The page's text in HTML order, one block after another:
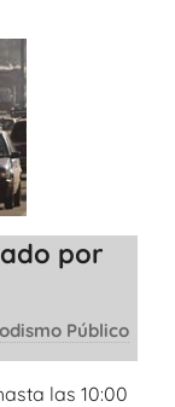
por
Público
las 10:00